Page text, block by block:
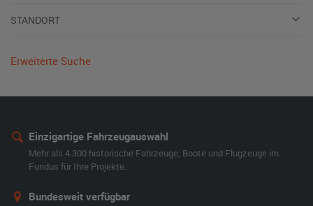
STANDORT
Erweiterte Suche
Einzigartige Fahrzeugauswahl
Mehr als 4.300 historische Fahrzeuge, Boote und Flugzeuge im
Fundus für Ihre Projekte.
Bundesweit verfügbar